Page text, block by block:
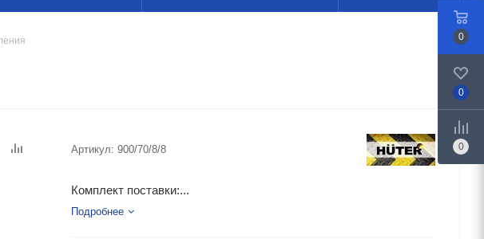
Артикул: 900/70/8/8
Комплект поставки:...
Подробнее
0
0
0